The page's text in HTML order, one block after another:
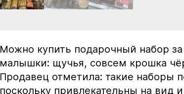
Можно купить подарочный набор
малышки: щучья, совсем крошка
Продавец отметила: такие наборы
поскольку привлекательны на вид